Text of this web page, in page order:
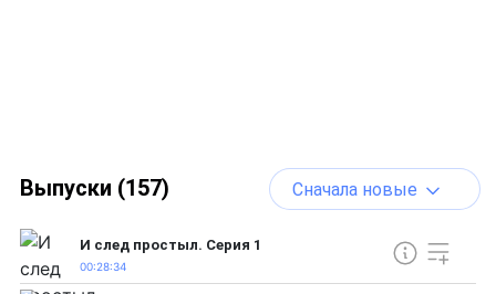
Выпуски (157) Сначала новые
И след простыл. Серия 1
00:28:34